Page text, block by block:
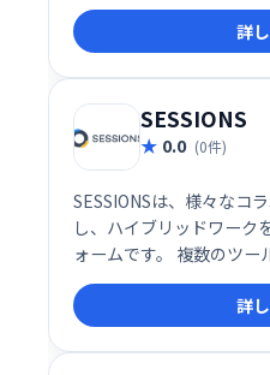
分析、提示を支援しま
の作成、テキスト編集、
です。視覚的な思考ツ
ブレインストーミングに
詳
SESSIONS
0.0 (0件)
SESSIONSは、様々なコ
し、ハイブリッドワーク
ォームです。 複数のツ
を解消し、1つの場所で
管理できます。 効率的な
クを実現し、生産性の向
詳